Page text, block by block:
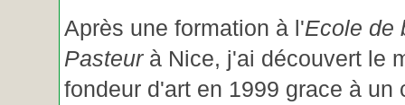
Après une formation à l'Ecole de
Pasteurà Nice, j'ai découvert le
fondeur d'art en 1999 grace à un